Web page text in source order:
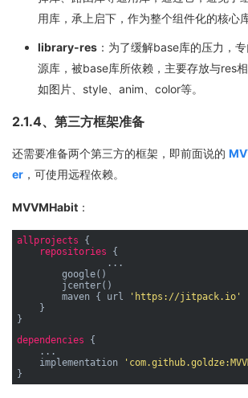
用库，承上启下，作为整个组件化的核心库
library-res ：为了缓解base库的压力，
源库，被base库所依赖，主要存放与res
如图片、style、anim、color等。
2.1.4、第三方框架准备
还需要准备两个第三方的框架，即前面说的
er ，可使用远程依赖。
MVVMHabit ：
allprojects {
repositories {
        google()
        jcenter()
        maven { url
'https://jitpack.io'
    }
dependencies {
    ...
    implementation